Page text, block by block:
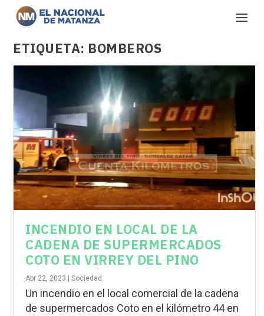
ETIQUETA: BOMBEROS
INCENDIO EN LOCAL DE LA
CADENA DE SUPERMERCADOS
COTO EN VIRREY DEL PINO
Abr 22, 2023 |Sociedad
Un incendio en el local comercial de la cadena
de supermercados Coto en el kilómetro 44 en